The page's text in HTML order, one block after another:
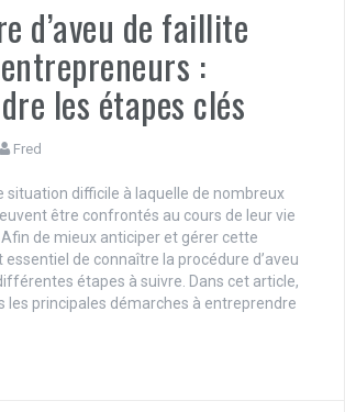
d’aveu de faillite
:
les étapes clés
Fred
situation difficile à laquelle de nombreux
être confrontés au cours de leur vie
de mieux anticiper et gérer cette
essentiel de connaître la procédure d’aveu
étapes à suivre. Dans cet article,
les principales démarches à entreprendre